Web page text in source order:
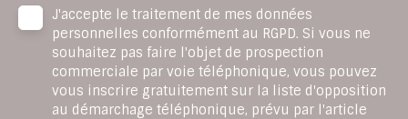
J'accepte le traitement de mes données
personnelles conformément au RGPD. Si vous ne
souhaitez pas faire l'objet de prospection
commerciale par voie téléphonique, vous pouvez
vous inscrire gratuitement sur la liste d'opposition
au démarchage téléphonique, prévu par l'article